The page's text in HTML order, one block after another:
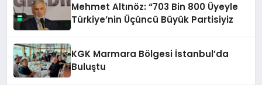
Mehmet Altınöz: “703 Bin 800 Üyeyle
Türkiye’nin Üçüncü Büyük Partisiyiz
KGK Marmara Bölgesi İstanbul’da
Buluştu